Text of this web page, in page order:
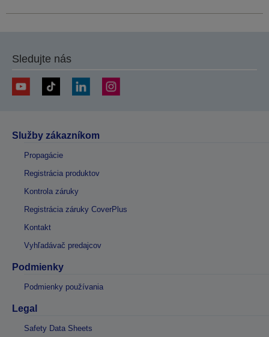
Sledujte nás
Služby zákazníkom
Propagácie
Registrácia produktov
Kontrola záruky
Registrácia záruky CoverPlus
Kontakt
Vyhľadávač predajcov
Podmienky
Podmienky používania
Legal
Safety Data Sheets